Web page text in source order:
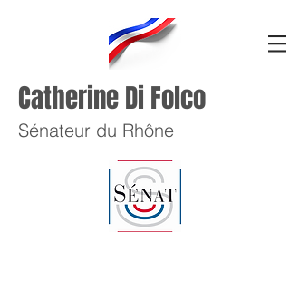
Catherine Di Folco
Sénateur du Rhône